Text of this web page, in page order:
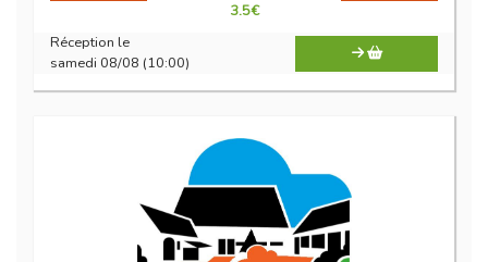
3.5€
Réception le
samedi 08/08 (10:00)